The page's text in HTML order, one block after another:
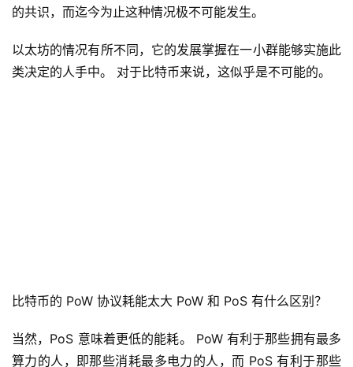
的共识，而迄今为止这种情况极不可能发生。
以太坊的情况有所不同，它的发展掌握在一小群能够实施此
类决定的人手中。 对于比特币来说，这似乎是不可能的。
比特币的 PoW 协议耗能太大 PoW 和 PoS 有什么区别？
当然，PoS 意味着更低的能耗。 PoW 有利于那些拥有最多
算力的人，即那些消耗最多电力的人，而 PoS 有利于那些